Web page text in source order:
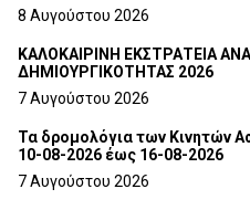
8 Αυγούστου 2026
ΚΑΛΟΚΑΙΡΙΝΗ ΕΚΣΤΡΑΤΕΙΑ
ΔΗΜΙΟΥΡΓΙΚΟΤΗΤΑΣ 2026
7 Αυγούστου 2026
Τα δρομολόγια των Κινητών
10-08-2026 έως 16-08-2026
7 Αυγούστου 2026